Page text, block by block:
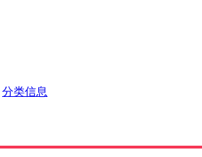
分类信息